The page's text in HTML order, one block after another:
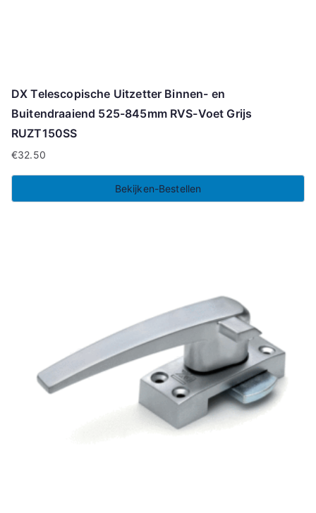
DX Telescopische Uitzetter Binnen- en
Buitendraaiend 525-845mm RVS-Voet Grijs
RUZT150SS
€32.50
Bekijken-Bestellen